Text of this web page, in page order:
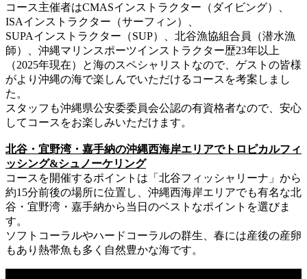
コース主催者はCMASインストラクター（ダイビング）、
ISAインストラクター（サーフィン）、
SUPAインストラクター（SUP）、北谷漁協組合員（潜水漁
師）、沖縄マリンスポーツインストラクター歴23年以上
（2025年現在）と海のスペシャリストなので、ゲストの皆様
がより沖縄の海で楽しんでいただけるコースを考案しまし
た。
スタッフも沖縄県公安委委員会公認の有資格者なので、安心
してコースをお楽しみいただけます。
北谷・宜野湾・嘉手納の沖縄西海岸エリアでトロピカルフィ
ッシング&シュノーケリング
コースを開催するポイントは「北谷フィッシャリーナ」から
約15分前後の場所に位置し、沖縄西海岸エリアでも有名な北
谷・宜野湾・嘉手納から当日のベストなポイントを選びま
す。
ソフトコーラルやハードコーラルの群生、春には産後の産卵
もあり熱帯魚も多く自然豊かな海です。